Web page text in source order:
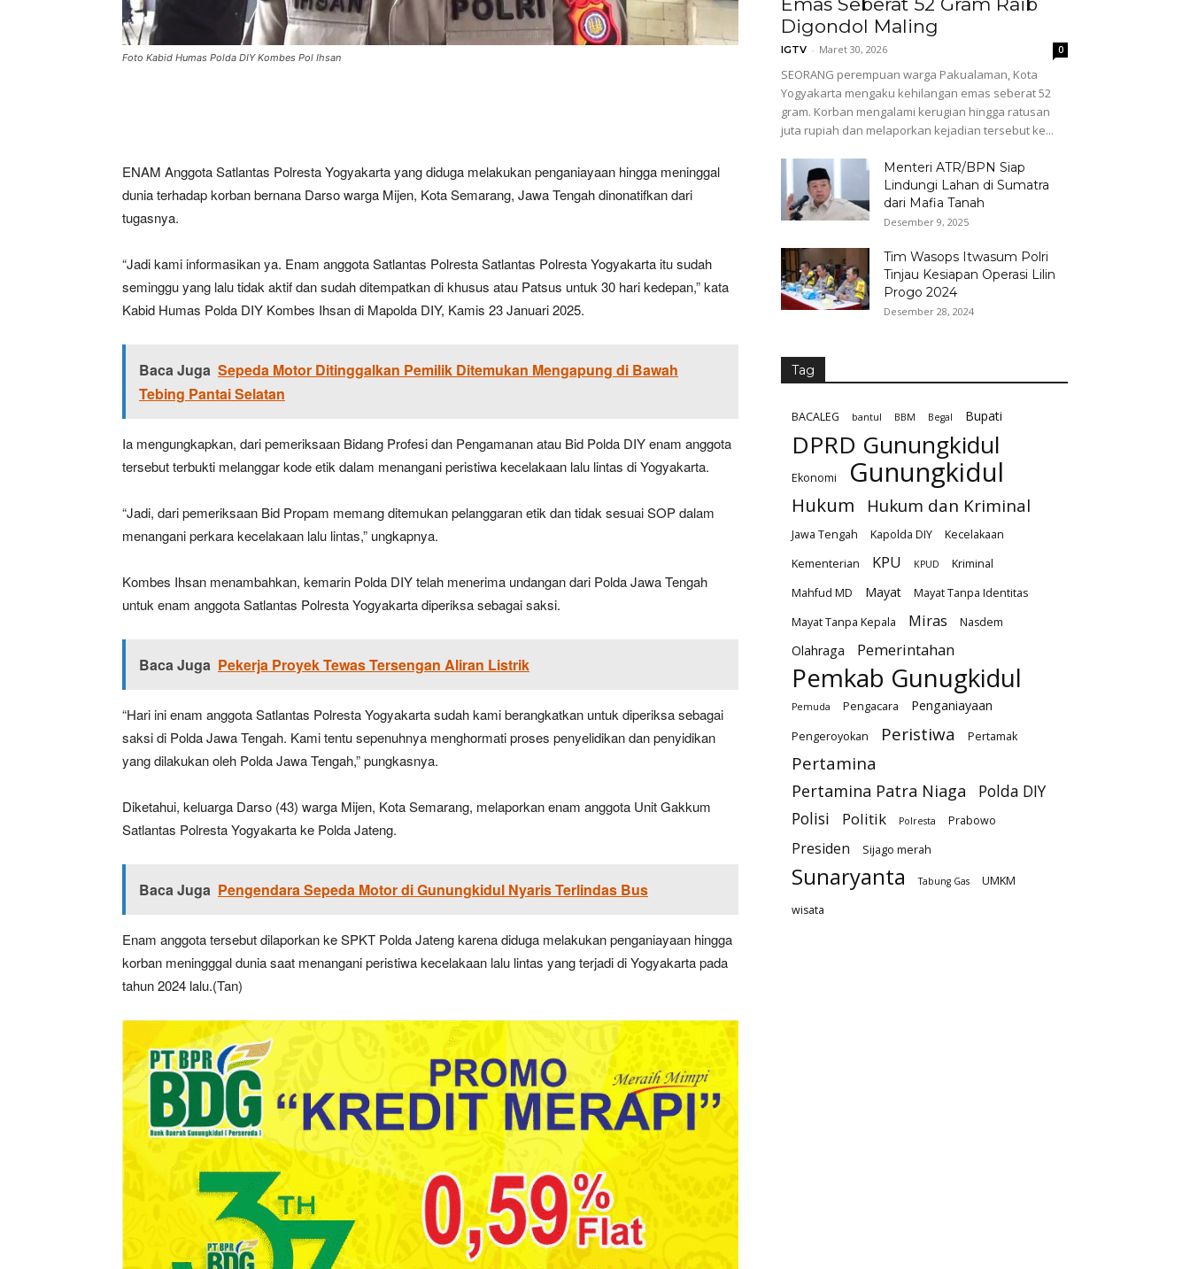
Foto Kabid Humas Polda DIY Kombes Pol Ihsan
ENAM Anggota Satlantas Polresta Yogyakarta yang diduga melakukan penganiayaan hingga meninggal
dunia terhadap korban bernana Darso warga Mijen, Kota Semarang, Jawa Tengah dinonatifkan dari
tugasnya.
“Jadi kami informasikan ya. Enam anggota Satlantas Polresta Satlantas Polresta Yogyakarta itu sudah
seminggu yang lalu tidak aktif dan sudah ditempatkan di khusus atau Patsus untuk 30 hari kedepan,” kata
Kabid Humas Polda DIY Kombes Ihsan di Mapolda DIY, Kamis 23 Januari 2025.
Baca Juga Sepeda Motor Ditinggalkan Pemilik Ditemukan Mengapung di Bawah
Tebing Pantai Selatan
Ia mengungkapkan, dari pemeriksaan Bidang Profesi dan Pengamanan atau Bid Polda DIY enam anggota
tersebut terbukti melanggar kode etik dalam menangani peristiwa kecelakaan lalu lintas di Yogyakarta.
“Jadi, dari pemeriksaan Bid Propam memang ditemukan pelanggaran etik dan tidak sesuai SOP dalam
menangani perkara kecelakaan lalu lintas,” ungkapnya.
Kombes Ihsan menambahkan, kemarin Polda DIY telah menerima undangan dari Polda Jawa Tengah
untuk enam anggota Satlantas Polresta Yogyakarta diperiksa sebagai saksi.
Baca Juga Pekerja Proyek Tewas Tersengan Aliran Listrik
“Hari ini enam anggota Satlantas Polresta Yogyakarta sudah kami berangkatkan untuk diperiksa sebagai
saksi di Polda Jawa Tengah. Kami tentu sepenuhnya menghormati proses penyelidikan dan penyidikan
yang dilakukan oleh Polda Jawa Tengah,” pungkasnya.
Diketahui, keluarga Darso (43) warga Mijen, Kota Semarang, melaporkan enam anggota Unit Gakkum
Satlantas Polresta Yogyakarta ke Polda Jateng.
Baca Juga Pengendara Sepeda Motor di Gunungkidul Nyaris Terlindas Bus
Enam anggota tersebut dilaporkan ke SPKT Polda Jateng karena diduga melakukan penganiayaan hingga
korban meningggal dunia saat menangani peristiwa kecelakaan lalu lintas yang terjadi di Yogyakarta pada
tahun 2024 lalu.(Tan)
Digondol Maling
IGTV - Maret 30, 2026 0
SEORANG perempuan warga Pakualaman, Kota
Yogyakarta mengaku kehilangan emas seberat 52
gram. Korban mengalami kerugian hingga ratusan
juta rupiah dan melaporkan kejadian tersebut ke...
Menteri ATR/BPN Siap
Lindungi Lahan di Sumatra
dari Mafia Tanah
Desember 9, 2025
Tim Wasops Itwasum Polri
Tinjau Kesiapan Operasi Lilin
Progo 2024
Desember 28, 2024
Tag
BACALEG bantul BBM Begal Bupati
DPRD Gunungkidul
Ekonomi Gunungkidul
Hukum Hukum dan Kriminal
Jawa Tengah Kapolda DIY
Kecelakaan
Kementerian
KPU KPUD
Kriminal
Mahfud MD
Mayat
Mayat Tanpa Identitas
Mayat Tanpa Kepala
Miras Nasdem
Olahraga Pemerintahan
Pemkab Gunugkidul
Pemuda Pengacara Penganiayaan
Pengeroyokan Peristiwa Pertamak
Pertamina
Pertamina Patra Niaga
Polda DIY
Polisi
Politik Polresta Prabowo
Presiden Sijago merah
Sunaryanta Tabung Gas
UMKM
wisata